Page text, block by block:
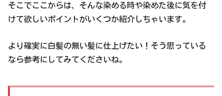
そこでここからは、そんな染める時や染めた後に気を付
けて欲しいポイントがいくつか紹介しちゃいます。
より確実に白髪の無い髪に仕上げたい！そう思っている
なら参考にしてみてくださいね。